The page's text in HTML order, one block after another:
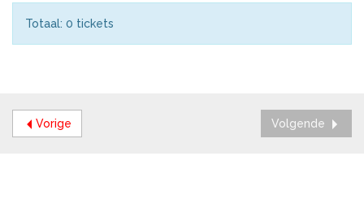
Totaal: 0 tickets
Vorige Volgende